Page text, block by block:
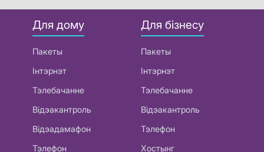
Для дому
Пакеты
Інтэрнэт
Тэлебачанне
Відэакантроль
Відэадамафон
Тэлефон
Для бізнесу
Пакеты
Інтэрнэт
Тэлебачанне
Відэакантроль
Тэлефон
Хостынг